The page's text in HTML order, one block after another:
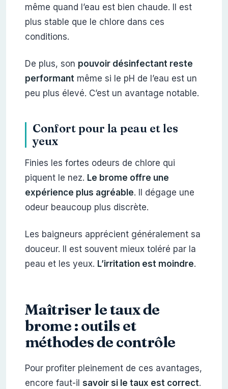
même quand l’eau est bien chaude. Il est
plus stable que le chlore dans ces
conditions.
De plus, son pouvoir désinfectant reste
performant même si le pH de l’eau est un
peu plus élevé. C’est un avantage notable.
Confort pour la peau et les
yeux
Finies les fortes odeurs de chlore qui
piquent le nez. Le brome offre une
expérience plus agréable. Il dégage une
odeur beaucoup plus discrète.
Les baigneurs apprécient généralement sa
douceur. Il est souvent mieux toléré par la
peau et les yeux. L’irritation est moindre.
Maîtriser le taux de
brome : outils et
méthodes de contrôle
Pour profiter pleinement de ces avantages,
encore faut-il savoir si le taux est correct.